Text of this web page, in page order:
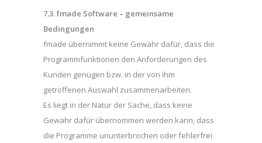
7.3. fmade Software – gemeinsame
Bedingungen
fmade übernimmt keine Gewähr dafür, dass die
Programmfunktionen den Anforderungen des
Kunden genügen bzw. in der von ihm
getroffenen Auswahl zusammenarbeiten.
Es liegt in der Natur der Sache, dass keine
Gewähr dafür übernommen werden kann, dass
die Programme ununterbrochen oder fehlerfrei